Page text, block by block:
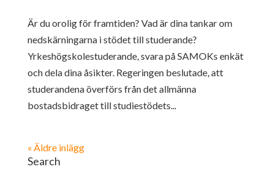
Är du orolig för framtiden? Vad är dina tankar om
nedskärningarna i stödet till studerande?
Yrkeshögskolestuderande, svara på SAMOKs enkät
och dela dina åsikter. Regeringen beslutade, att
studerandena överförs från det allmänna
bostadsbidraget till studiestödets...
« Äldre inlägg
Search